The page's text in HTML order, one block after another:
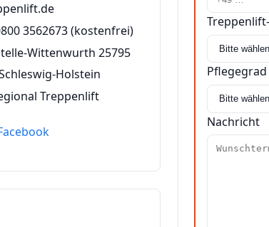
3562673(kostenfrei)
Wittenwurth 25795
Holstein
Treppenlift
Nachricht